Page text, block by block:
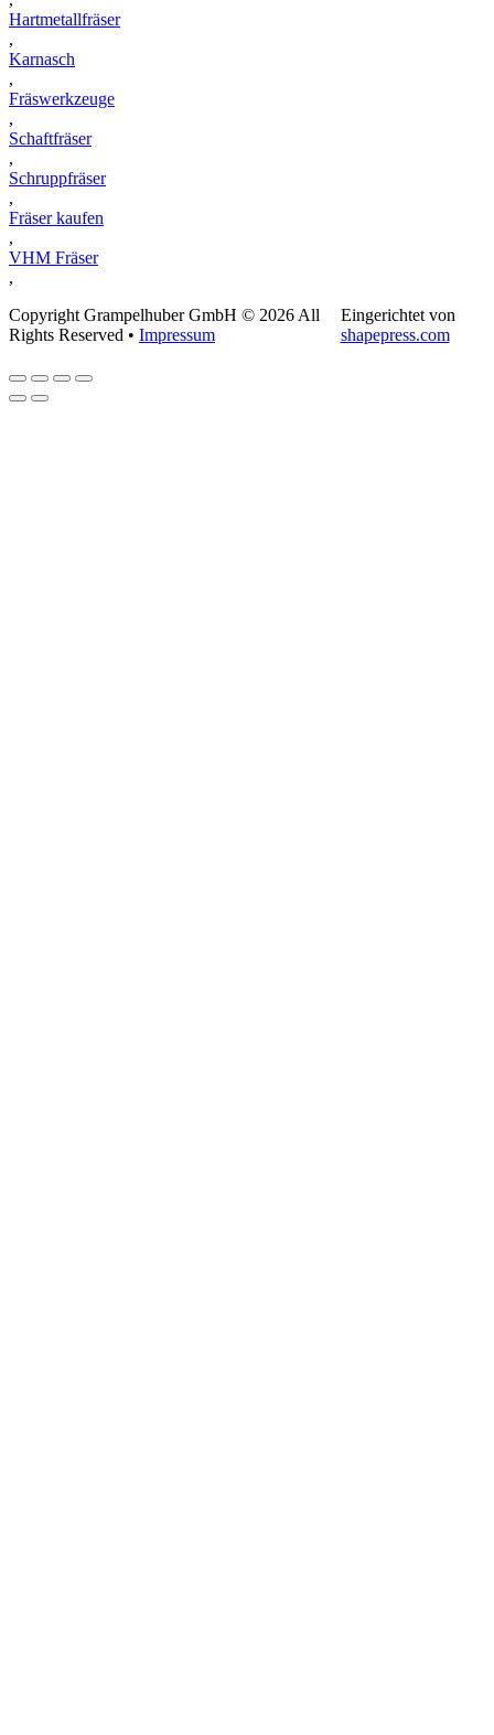
Hartmetallfräser
,
Karnasch
,
Fräswerkzeuge
,
Schaftfräser
,
Schruppfräser
,
Fräser kaufen
,
VHM Fräser
,
Copyright Grampelhuber GmbH © 2026 All
Rights Reserved • Impressum
Eingerichtet von
shapepress.com